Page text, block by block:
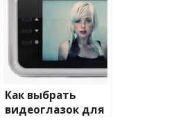
Как выбрать
видеоглазок для